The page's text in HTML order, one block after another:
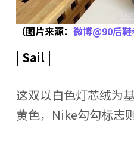
（图片来源： 微博@90后
| Sail |
这双以白色灯芯绒为
黄色，Nike勾勾标志